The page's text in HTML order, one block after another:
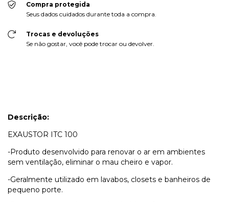
Compra protegida
Seus dados cuidados durante toda a compra.
Trocas e devoluções
Se não gostar, você pode trocar ou devolver.
Descrição:
EXAUSTOR ITC 100
-Produto desenvolvido para renovar o ar em ambientes
sem ventilação, eliminar o mau cheiro e vapor.
-Geralmente utilizado em lavabos, closets e banheiros de
pequeno porte.